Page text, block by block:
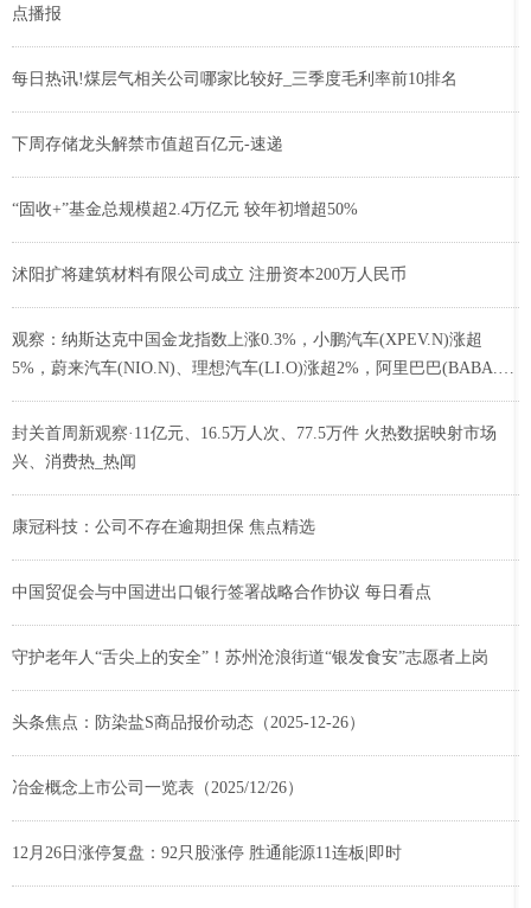
点播报
每日热讯!煤层气相关公司哪家比较好_三季度毛利率前10排名
下周存储龙头解禁市值超百亿元-速递
“固收+”基金总规模超2.4万亿元 较年初增超50%
沭阳扩将建筑材料有限公司成立 注册资本200万人民币
观察：纳斯达克中国金龙指数上涨0.3%，小鹏汽车(XPEV.N)涨超
5%，蔚来汽车(NIO.N)、理想汽车(LI.O)涨超2%，阿里巴巴(BABA.N)
涨0.8%。
封关首周新观察·11亿元、16.5万人次、77.5万件 火热数据映射市场
兴、消费热_热闻
康冠科技：公司不存在逾期担保 焦点精选
中国贸促会与中国进出口银行签署战略合作协议 每日看点
守护老年人“舌尖上的安全”！苏州沧浪街道“银发食安”志愿者上岗
头条焦点：防染盐S商品报价动态（2025-12-26）
冶金概念上市公司一览表（2025/12/26）
12月26日涨停复盘：92只股涨停 胜通能源11连板|即时